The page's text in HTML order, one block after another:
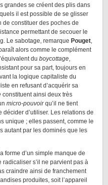
grandes se créent des plis dans
il est possible de se glisser
de constituer des poches de
permettant de secouer le
Le sabotage, remarque Pouget,
alors comme le complément
du boycottage,
pour sa part, toujours en
la logique capitaliste du
en refusant d’acquérir sa
constituent ainsi deux très
micro-pouvoirqu’il ne tient
d’utiliser. Les relations de
unique ; elles passent, comme le
autant par les dominés que les
forme d’un simple manque de
radicaliser s’il ne parvient pas à
craindre ainsi de franchement
produites, soit l’appareil